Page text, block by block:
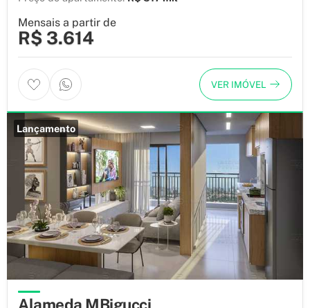
Mensais a partir de
R$ 3.614
VER IMÓVEL
Lançamento
Alameda MBigucci